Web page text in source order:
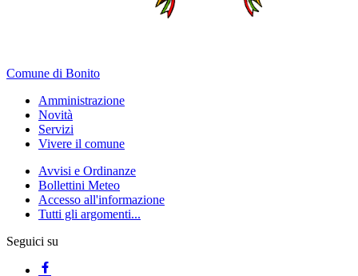
Comune di Bonito
Amministrazione
Novità
Servizi
Vivere il comune
Avvisi e Ordinanze
Bollettini Meteo
Accesso all'informazione
Tutti gli argomenti...
Seguici su